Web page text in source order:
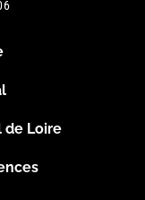
de Loire